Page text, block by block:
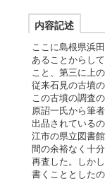
内容記述
ここに島根県浜
あることからし
こと、第三に上
従来石見の古墳
この古墳の調査
原詔一氏から筆
出品されている
江市の県立図書
間の余裕なく十
再査した。しか
書くこととしたの